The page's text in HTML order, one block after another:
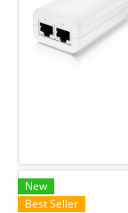
New
Best Seller